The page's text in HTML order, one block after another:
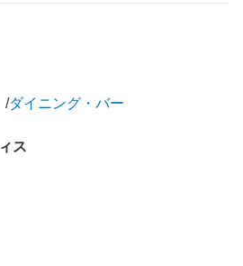
ダイニング・バー
ス